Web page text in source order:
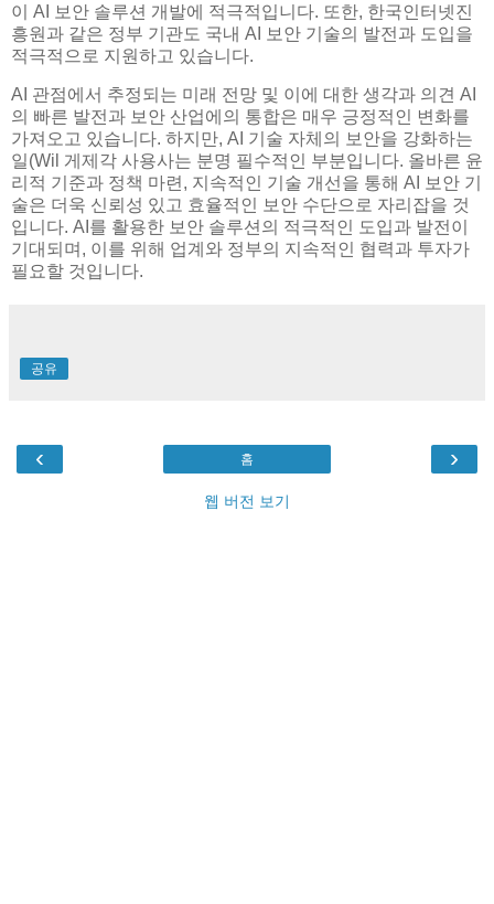
이 AI 보안 솔루션 개발에 적극적입니다. 또한, 한국인터넷진
흥원과 같은 정부 기관도 국내 AI 보안 기술의 발전과 도입을
적극적으로 지원하고 있습니다.
AI 관점에서 추정되는 미래 전망 및 이에 대한 생각과 의견 AI
의 빠른 발전과 보안 산업에의 통합은 매우 긍정적인 변화를
가져오고 있습니다. 하지만, AI 기술 자체의 보안을 강화하는
일(Wil 게제각 사용사는 분명 필수적인 부분입니다. 올바른 윤
리적 기준과 정책 마련, 지속적인 기술 개선을 통해 AI 보안 기
술은 더욱 신뢰성 있고 효율적인 보안 수단으로 자리잡을 것
입니다. AI를 활용한 보안 솔루션의 적극적인 도입과 발전이
기대되며, 이를 위해 업계와 정부의 지속적인 협력과 투자가
필요할 것입니다.
공유
‹ ›
홈
웹 버전 보기